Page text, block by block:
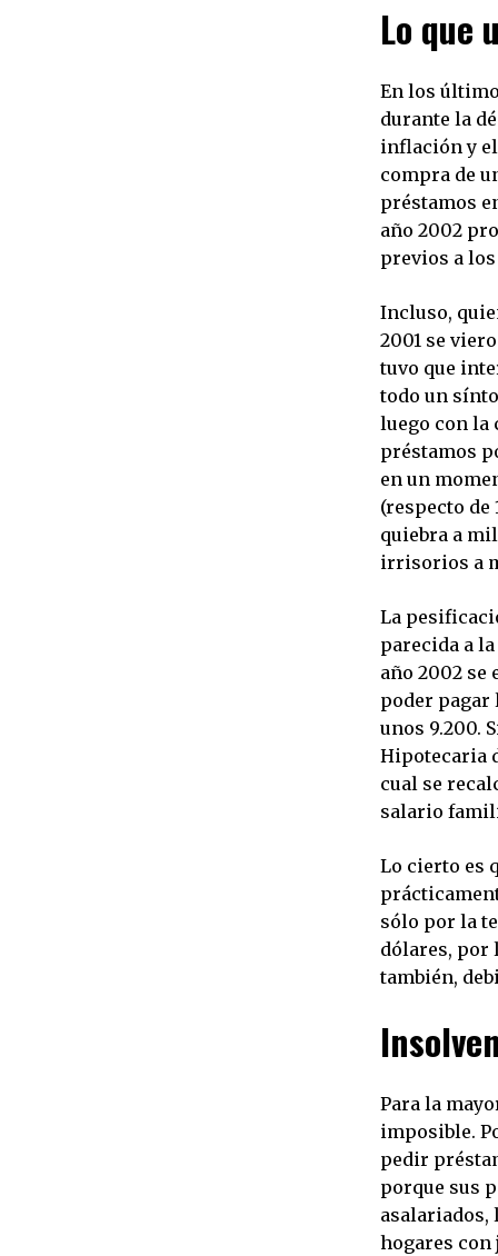
Lo que
En los
durante la
inflación y
compra de
préstamos
año 2002
previos a los
Incluso,
2001 se
tuvo que
todo un
luego con la
préstamos
en un
(respecto de
quiebra a
irrisorios a
La
parecida a
año 2002
poder pagar
unos 9.200.
Hipotecaria
cual se
salario
Lo cierto es
sólo por la
dólares, por
también,
Para la
imposible.
pedir
porque sus
asalariados,
hogares con